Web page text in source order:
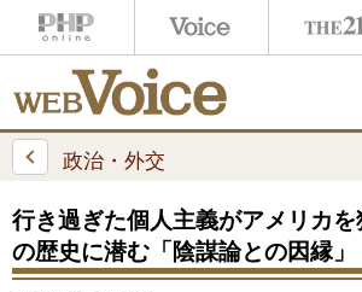
政治・外交
行き過ぎた個人主義がアメリカ
の歴史に潜む「陰謀論との因縁」